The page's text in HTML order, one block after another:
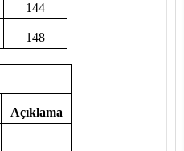
144
148
Açıklama